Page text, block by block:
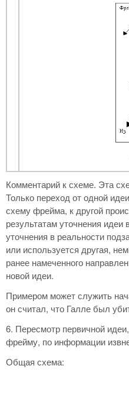
Комментарий к схеме. Эта
Только переход от одной
схему фрейма, к другой
результатам уточнения
уточнения в реальности
или используется другая,
ранее намеченного
новой идеи.
Примером может служить
он считал, что Галле был
6. Пересмотр первичной
фрейму, по информации
Общая схема: